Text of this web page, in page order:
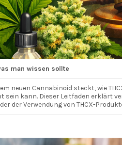
man wissen sollte
neuen Cannabinoid steckt, wie
sein kann. Dieser Leitfaden erklärt
der Verwendung von THCX-